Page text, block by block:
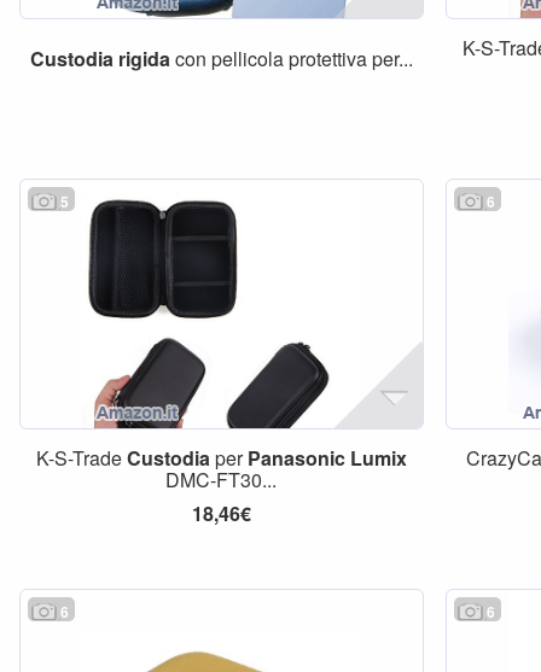
Custodia rigidacon pellicola protettiva per... K-S-
5
K-S-TradeCustodiaperPanasonic Lumix
DMC-FT30...
18,46€
6
6 6